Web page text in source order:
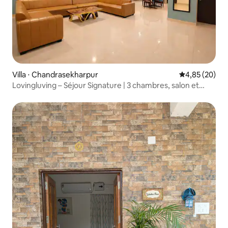
Villa ⋅ Chandrasekharpur Évaluation
4,85 (20)
Lovingluving – Séjour Signature | 3 chambres, salon et